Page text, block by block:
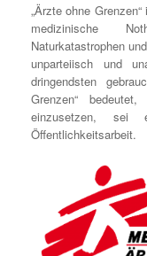
„Ärzte ohne
medizinische
Naturkatastrophen
unparteiisch und
dringendsten
Grenzen“
einzusetzen, sei
Öffentlichkeitsarbeit.